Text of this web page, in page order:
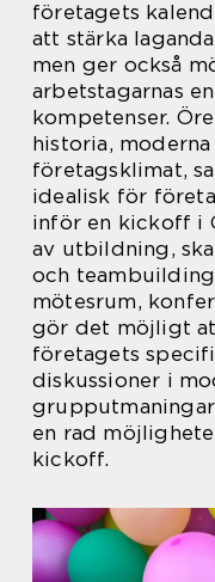
företagets
att stärka
men ger också
arbetstagarnas
kompetenser.
historia,
företagsklimat,
idealisk för
inför en kickoff i
av utbildning,
och
mötesrum,
gör det möjligt
företagets
diskussioner i
en rad
kickoff.